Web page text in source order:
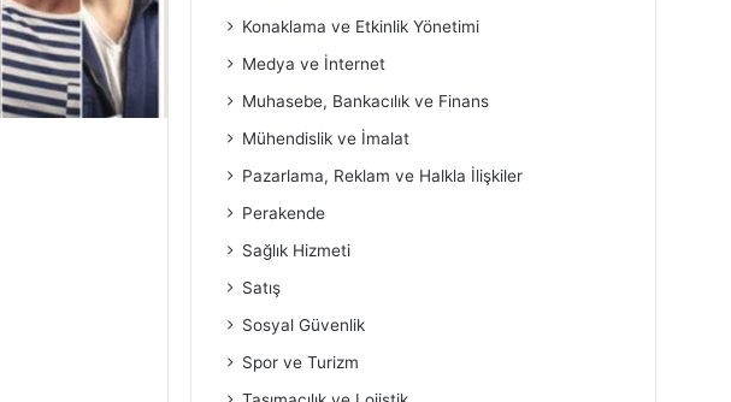
Konaklama ve Etkinlik Yönetimi
Medya ve İnternet
Muhasebe, Bankacılık ve Finans
Mühendislik ve İmalat
Pazarlama, Reklam ve Halkla İlişkiler
Perakende
Sağlık Hizmeti
Satış
Sosyal Güvenlik
Spor ve Turizm